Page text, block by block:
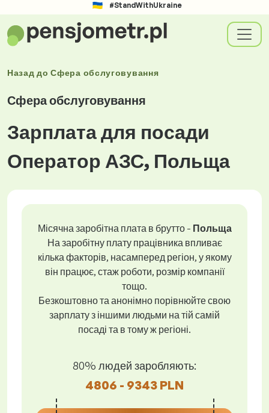
#StandWithUkraine
Назад доСфера обслуговування
Сфера обслуговування
Зарплата для посади
Оператор АЗС, Польща
Місячна заробітна плата в брутто - Польща
На заробітну плату працівника впливає
кілька факторів, насамперед регіон, у якому
він працює, стаж роботи, розмір компанії
тощо.
Безкоштовно та анонімно порівнюйте свою
зарплату з іншими людьми на тій самій
посаді та в тому ж регіоні.
80% людей заробляють:
4806 - 9343 PLN